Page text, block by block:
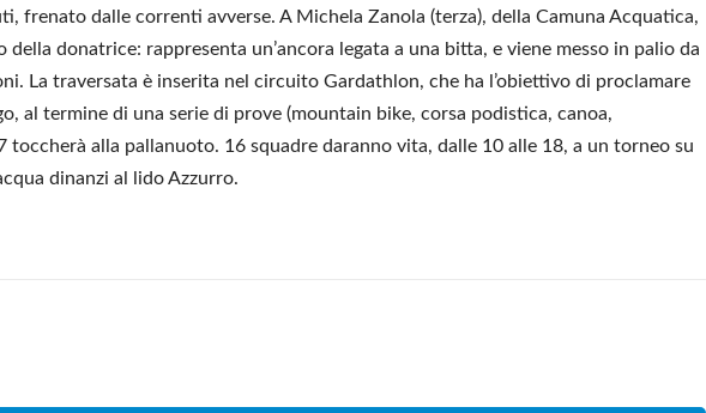
frenato dalle correnti avverse. A Michela Zanola (terza), della Camuna Acquatica,
donatrice: rappresenta un’ancora legata a una bitta, e viene messo in palio da
La traversata è inserita nel circuito Gardathlon, che ha l’obiettivo di proclamare
al termine di una serie di prove (mountain bike, corsa podistica, canoa,
toccherà alla pallanuoto. 16 squadre daranno vita, dalle 10 alle 18, a un torneo su
dinanzi al lido Azzurro.